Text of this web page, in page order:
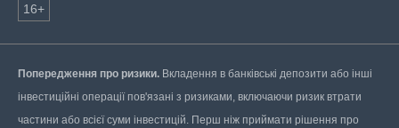
16+
Попередження про ризики. Вкладення в банківські депозити або інші
інвестиційні операції пов'язані з ризиками, включаючи ризик втрати
частини або всієї суми інвестицій. Перш ніж приймати рішення про